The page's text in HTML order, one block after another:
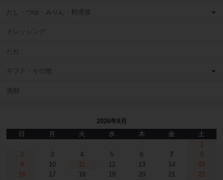
だし・つゆ・みりん・料理酒
ドレッシング
たれ
ギフト・その他
酒類
2026年8月
日
月 火 水 木 金
土
1
2
3 4 5 6 7
8
9
10 11 12 13 14
15
16
17 18 19 20 21
22